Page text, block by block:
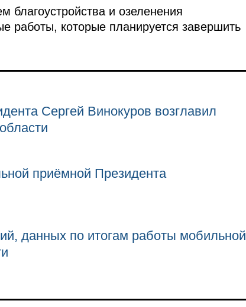
благоустройства и озеленения
работы, которые планируется завершить
Сергей Винокуров возглавил
приёмной Президента
данных по итогам работы мобильной